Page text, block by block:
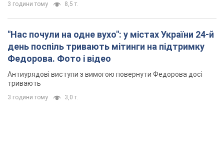
3 години тому 8,5 т.
"Нас почули на одне вухо": у містах України 24-й
день поспіль тривають мітинги на підтримку
Федорова. Фото і відео
Антиурядові виступи з вимогою повернути Федорова досі
тривають
3 години тому 3,0 т.